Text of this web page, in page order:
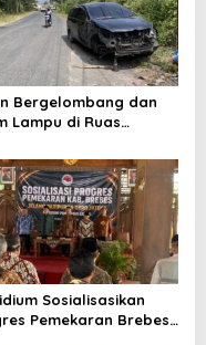
Bergelombang dan
Lampu di Ruas
Korban, Innova
Pohon di
Sosialisasikan
Pemekaran Brebes